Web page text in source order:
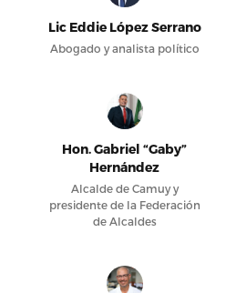
Lic Eddie López Serrano
Abogado y analista político
Hon. Gabriel “Gaby”
Hernández
Alcalde de Camuy y
presidente de la Federación
de Alcaldes